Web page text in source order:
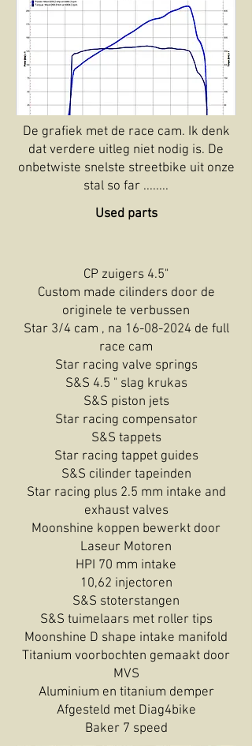
De grafiek met de race cam. Ik denk
dat verdere uitleg niet nodig is. De
onbetwiste snelste streetbike uit onze
stal so far ........
Used parts
CP zuigers 4.5"
Custom made cilinders door de
originele te verbussen
Star 3/4 cam , na 16-08-2024 de full
race cam
Star racing valve springs
S&S 4.5 " slag krukas
S&S piston jets
Star racing compensator
S&S tappets
Star racing tappet guides
S&S cilinder tapeinden
Star racing plus 2.5 mm intake and
exhaust valves
Moonshine koppen bewerkt door
Laseur Motoren
HPI 70 mm intake
10,62 injectoren
S&S stoterstangen
S&S tuimelaars met roller tips
Moonshine D shape intake manifold
Titanium voorbochten gemaakt door
MVS
Aluminium en titanium demper
Afgesteld met Diag4bike
Baker 7 speed